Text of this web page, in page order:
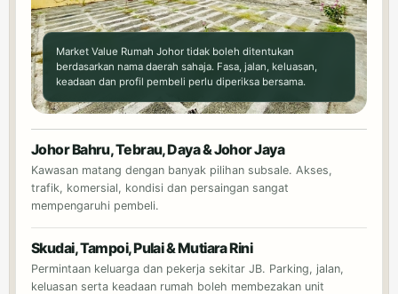
Market Value Rumah Johor tidak boleh ditentukan
berdasarkan nama daerah sahaja. Fasa, jalan, keluasan,
keadaan dan profil pembeli perlu diperiksa bersama.
Johor Bahru, Tebrau, Daya & Johor Jaya
Kawasan matang dengan banyak pilihan subsale. Akses,
trafik, komersial, kondisi dan persaingan sangat
mempengaruhi pembeli.
Skudai, Tampoi, Pulai & Mutiara Rini
Permintaan keluarga dan pekerja sekitar JB. Parking, jalan,
keluasan serta keadaan rumah boleh membezakan unit